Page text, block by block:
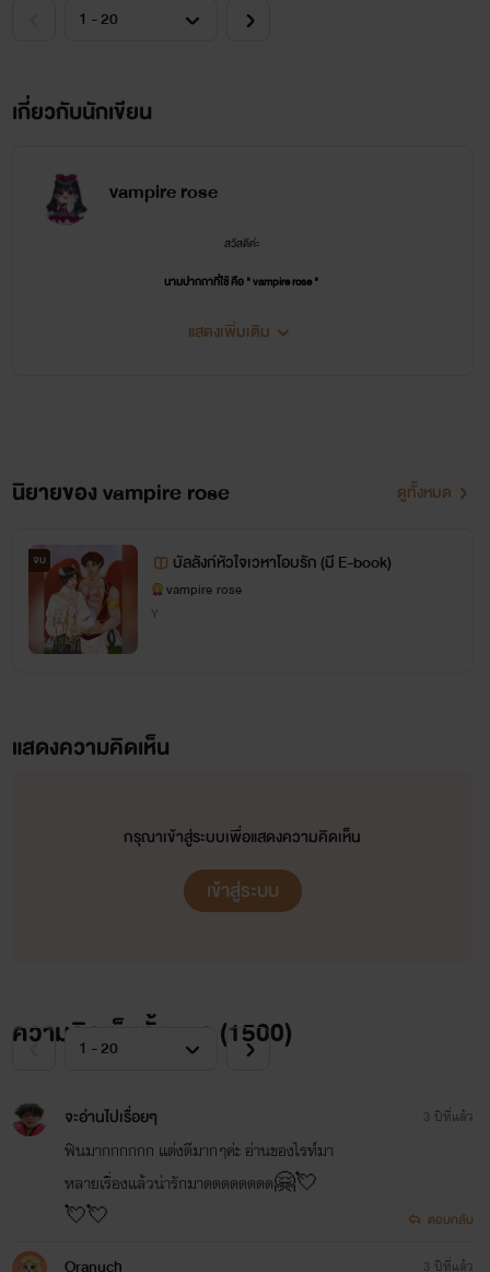
เกี่ยวกับนักเขียน
vampire rose
สวัสดีค่ะ
นามปากกาที่ใช้ คือ " vampire rose "
ชอบผลงานของไรท์ ติดตามและพูดคุยกันกับไรท์ได้นะคะ
รักนะคะ
************
แสดงเพิ่มเติม
นิยายของ vampire rose ดูทั้งหมด
จบ บัลลังก์หัวใจเวหาโอบรัก (มี E-book)
vampire rose
Y
แสดงความคิดเห็น
กรุณาเข้าสู่ระบบเพื่อแสดงความคิดเห็น
เข้าสู่ระบบ
ความคิดเห็นทั้งหมด (1500)
จะอ่านไปเรื่อยๆ
ฟินมากกกกกก เเต่งดีมากๆค่ะ อ่านของไรท์มา
หลายเรื่องเเล้วน่ารักมาดดดดดดดด🤗💘
💘💘
3 ปีที่แล้ว
ตอบกลับ
Oranuch 3 ปีที่แล้ว